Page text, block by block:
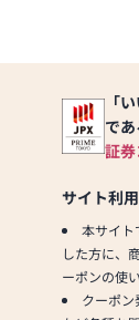
した。私共は
答えできる
ります。
工場見学会
「お墓」を
実際にお客
ていただい
検討いただ
ただけるこ
当店は、コ
「
であ
証券
サイト利
本サイト
した方に、
ーポンの使
クーポ